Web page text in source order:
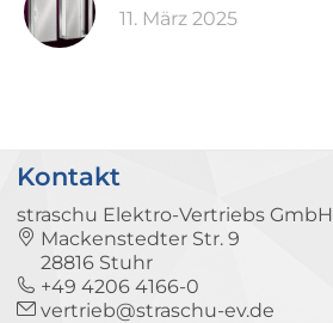
11. März 2025
Kontakt
straschu Elektro-Vertriebs GmbH
Mackenstedter Str. 9
28816 Stuhr
+49 4206 4166-0
vertrieb@straschu-ev.de